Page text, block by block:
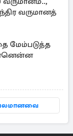
வருமானத்
மேம்படுத்த